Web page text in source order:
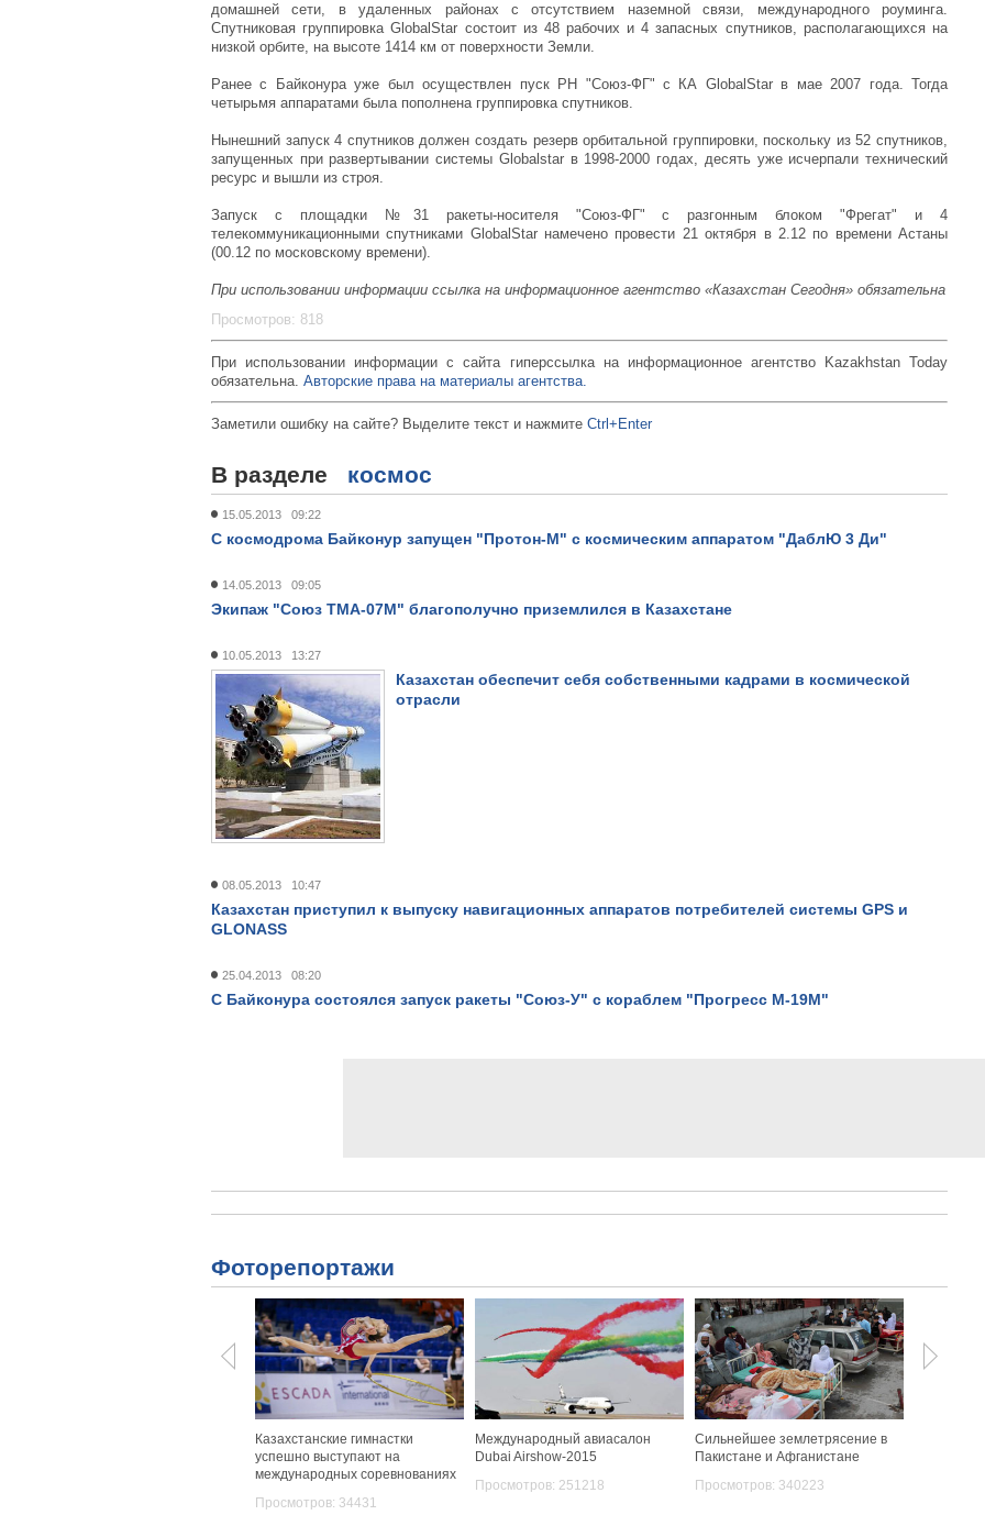
домашней сети, в удаленных районах с отсутствием наземной связи, международного роуминга.
Спутниковая группировка GlobalStar состоит из 48 рабочих и 4 запасных спутников, располагающихся на
низкой орбите, на высоте 1414 км от поверхности Земли.
Ранее с Байконура уже был осуществлен пуск РН "Союз-ФГ" с КА GlobalStar в мае 2007 года. Тогда
четырьмя аппаратами была пополнена группировка спутников.
Нынешний запуск 4 спутников должен создать резерв орбитальной группировки, поскольку из 52 спутников,
запущенных при развертывании системы Globalstar в 1998-2000 годах, десять уже исчерпали технический
ресурс и вышли из строя.
Запуск с площадки №31 ракеты-носителя "Союз-ФГ" с разгонным блоком "Фрегат" и 4
телекоммуникационными спутниками GlobalStar намечено провести 21 октября в 2.12 по времени Астаны
(00.12 по московскому времени).
При использовании информации ссылка на информационное агентство «Казахстан Сегодня» обязательна
Просмотров: 818
При использовании информации с сайта гиперссылка на информационное агентство Kazakhstan Today
обязательна. Авторские права на материалы агентства.
Заметили ошибку на сайте? Выделите текст и нажмите Ctrl+Enter
В разделе космос
15.05.2013 09:22
С космодрома Байконур запущен "Протон-М" с космическим аппаратом "ДаблЮ 3 Ди"
14.05.2013 09:05
Экипаж "Союз ТМА-07М" благополучно приземлился в Казахстане
10.05.2013 13:27
Казахстан обеспечит себя собственными кадрами в космической
отрасли
08.05.2013 10:47
Казахстан приступил к выпуску навигационных аппаратов потребителей системы GPS и
GLONASS
25.04.2013 08:20
С Байконура состоялся запуск ракеты "Союз-У" с кораблем "Прогресс М-19М"
Фоторепортажи
Казахстанские гимнастки
успешно выступают на
международных соревнованиях
Просмотров: 34431
Международный авиасалон
Dubai Airshow-2015
Просмотров: 251218
Сильнейшее землетрясение в
Пакистане и Афганистане
Просмотров: 340223